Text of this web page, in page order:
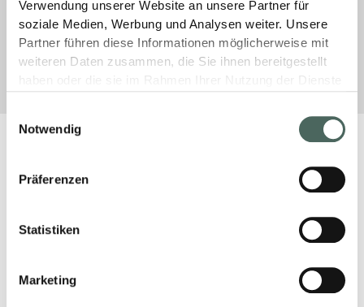
Verwendung unserer Website an unsere Partner für
soziale Medien, Werbung und Analysen weiter. Unsere
Partner führen diese Informationen möglicherweise mit
weiteren Daten zusammen, die Sie ihnen bereitgestellt
haben oder die sie im Rahmen Ihrer Nutzung der Dienste
Notwendig
Präferenzen
Statistiken
Marketing
12. September 2025 Keine Kommentare